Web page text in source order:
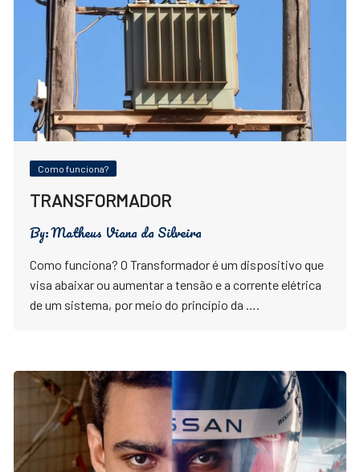
Como funciona?
TRANSFORMADOR
By:Matheus Viana da Silveira
Como funciona? O Transformador é um dispositivo que
visa abaixar ou aumentar a tensão e a corrente elétrica
de um sistema, por meio do princípio da ….